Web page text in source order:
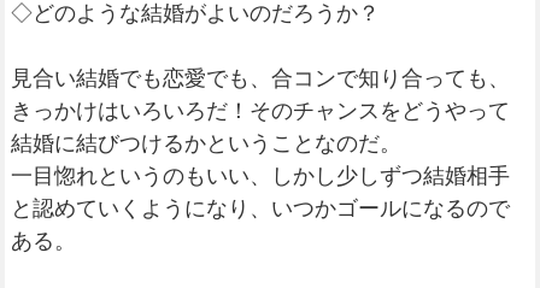
◇どのような結婚がよいのだろうか？
見合い結婚でも恋愛でも、合コンで知り合っても、
きっかけはいろいろだ！そのチャンスをどうやって
結婚に結びつけるかということなのだ。
一目惚れというのもいい、しかし少しずつ結婚相手
と認めていくようになり、いつかゴールになるので
ある。